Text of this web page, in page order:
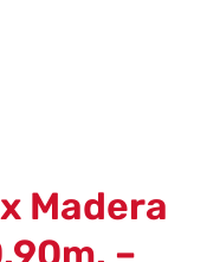
Madera